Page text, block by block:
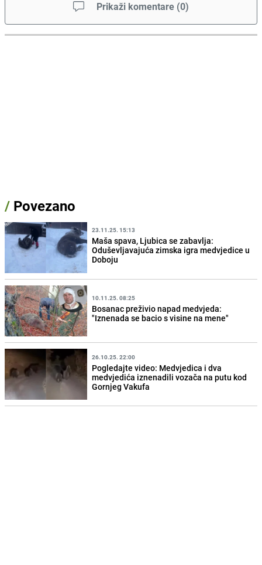
Prikaži komentare (0)
/ Povezano
23.11.25. 15:13
Maša spava, Ljubica se zabavlja:
Oduševljavajuća zimska igra medvjedice u
Doboju
10.11.25. 08:25
Bosanac preživio napad medvjeda:
"Iznenada se bacio s visine na mene"
26.10.25. 22:00
Pogledajte video: Medvjedica i dva
medvjedića iznenadili vozača na putu kod
Gornjeg Vakufa